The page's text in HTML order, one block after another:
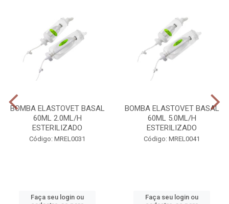
BOMBA ELASTOVET BASAL
60ML 2.0ML/H
ESTERILIZADO
Código: MREL0031
Faça seu login ou
BOMBA ELASTOVET BASAL
60ML 5.0ML/H
ESTERILIZADO
Código: MREL0041
Faça seu login ou